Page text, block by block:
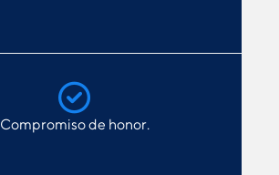
Compromiso de honor.